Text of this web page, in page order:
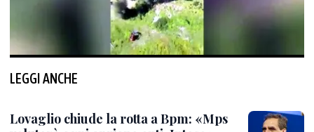
LEGGI ANCHE
Lovaglio chiude la rotta a Bpm: «Mps